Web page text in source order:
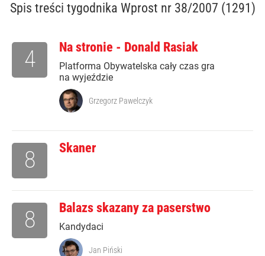
Spis treści tygodnika Wprost nr 38/2007 (1291)
Na stronie - Donald Rasiak
Platforma Obywatelska cały czas gra
na wyjeździe
4
Grzegorz Pawelczyk
Skaner
8
Balazs skazany za paserstwo
Kandydaci
8
Jan Piński